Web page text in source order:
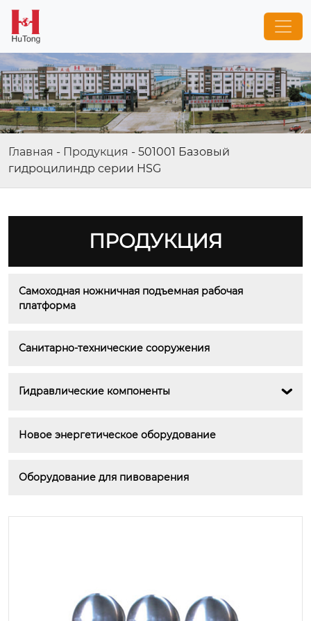
Главная - Продукция - 501001 Базовый
гидроцилиндр серии HSG
ПРОДУКЦИЯ
Самоходная ножничная подъемная рабочая
платформа
Санитарно-технические сооружения
Гидравлические компоненты 
Новое энергетическое оборудование
Оборудование для пивоварения